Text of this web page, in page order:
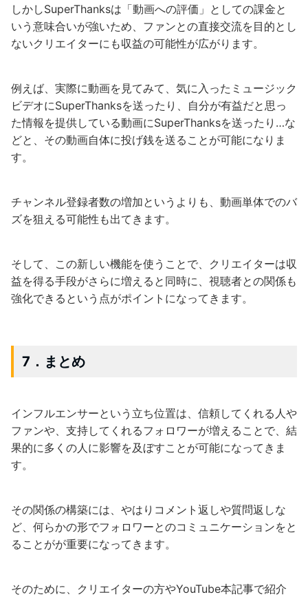
しかしSuperThanksは「動画への評価」としての課金と
いう意味合いが強いため、ファンとの直接交流を目的とし
ないクリエイターにも収益の可能性が広がります。
例えば、実際に動画を見てみて、気に入ったミュージック
ビデオにSuperThanksを送ったり、自分が有益だと思っ
た情報を提供している動画にSuperThanksを送ったり…な
どと、その動画自体に投げ銭を送ることが可能になりま
す。
チャンネル登録者数の増加というよりも、動画単体でのバ
ズを狙える可能性も出てきます。
そして、この新しい機能を使うことで、クリエイターは収
益を得る手段がさらに増えると同時に、視聴者との関係も
強化できるという点がポイントになってきます。
7．まとめ
インフルエンサーという立ち位置は、信頼してくれる人や
ファンや、支持してくれるフォロワーが増えることで、結
果的に多くの人に影響を及ぼすことが可能になってきま
す。
その関係の構築には、やはりコメント返しや質問返しな
ど、何らかの形でフォロワーとのコミュニケーションをと
ることがが重要になってきます。
そのために、クリエイターの方やYouTube本記事で紹介